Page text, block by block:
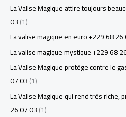
La Valise Magique attire toujours
03(1)
La valise magique en euro +229 68
La valise magique mystique +229 68
La Valise Magique protège contre le
07 03(1)
La Valise Magique qui rend très riche,
26 07 03(1)